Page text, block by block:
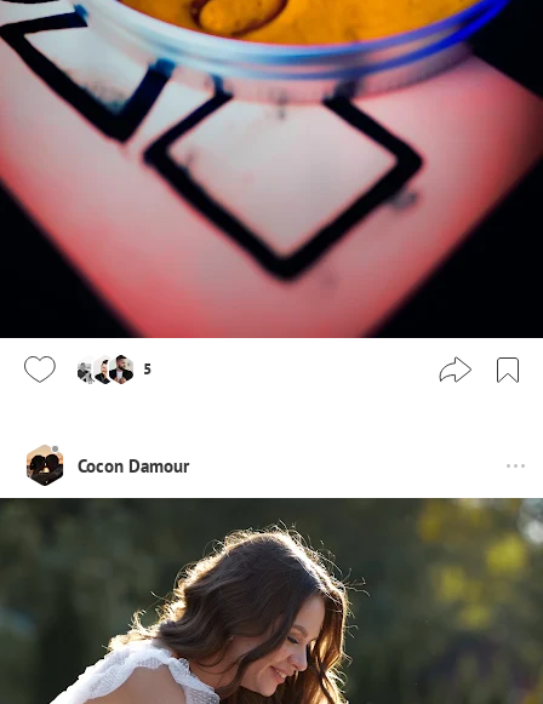
5
Cocon Damour